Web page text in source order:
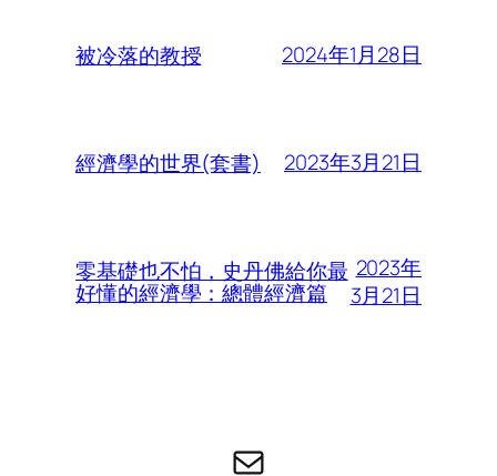
被冷落的教授 2024年1月28日
經濟學的世界(套書) 2023年3月21日
零基礎也不怕，史丹佛給你最
好懂的經濟學：總體經濟篇
2023年
3月21日
电子邮件